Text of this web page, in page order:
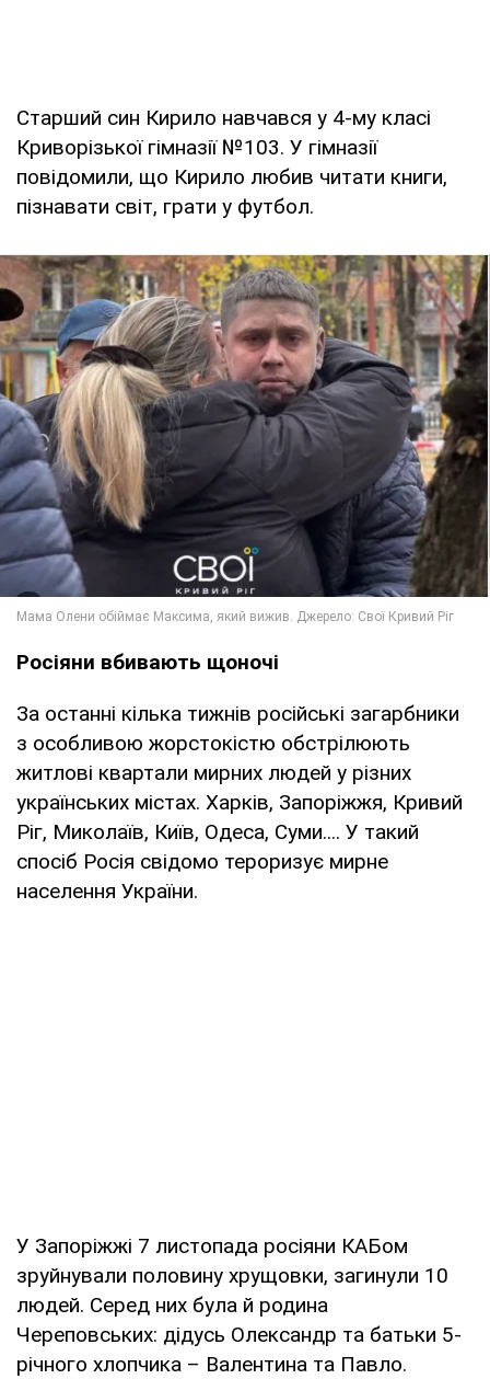
Старший син Кирило навчався у 4-му класі
Криворізької гімназії №103. У гімназії
повідомили, що Кирило любив читати книги,
пізнавати світ, грати у футбол.
Росіяни вбивають щоночі
За останні кілька тижнів російські загарбники
з особливою жорстокістю обстрілюють
житлові квартали мирних людей у різних
українських містах. Харків, Запоріжжя, Кривий
Ріг, Миколаїв, Київ, Одеса, Суми.... У такий
спосіб Росія свідомо тероризує мирне
населення України.
У Запоріжжі 7 листопада росіяни КАБом
зруйнували половину хрущовки, загинули 10
людей. Серед них була й родина
Череповських: дідусь Олександр та батьки 5-
річного хлопчика – Валентина та Павло.